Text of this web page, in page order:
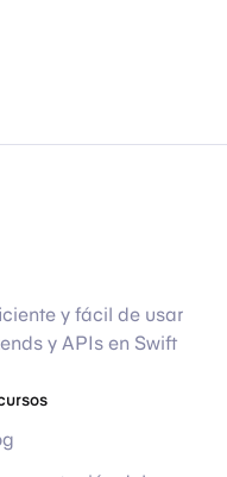
y fácil de usar
y APIs en Swift